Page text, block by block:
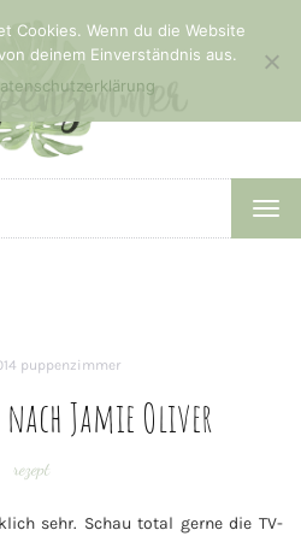
puppenzimmer
Jamie Oliver
rezept
sehr. Schau total gerne die TV-
Cookies. Wenn du die Website
deinem Einverständnis aus.